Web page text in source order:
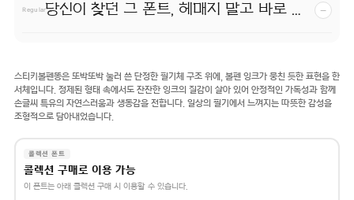
Regular 당신이 찾던 그 폰트, 헤매지 말고 바로 폰코! −
스티키볼펜똥은 또박또박 눌러 쓴 단정한 필기체 구조 위에, 볼펜 잉크가 뭉친 듯한 표현을 한
서체입니다. 정제된 형태 속에서도 잔잔한 잉크의 질감이 살아 있어 안정적인 가독성과 함께
손글씨 특유의 자연스러움과 생동감을 전합니다. 일상의 필기에서 느껴지는 따뜻한 감성을
조형적으로 담아내었습니다.
콜렉션 폰트
콜렉션 구매로 이용 가능
이 폰트는 아래 콜렉션 구매 시 이용할 수 있습니다.